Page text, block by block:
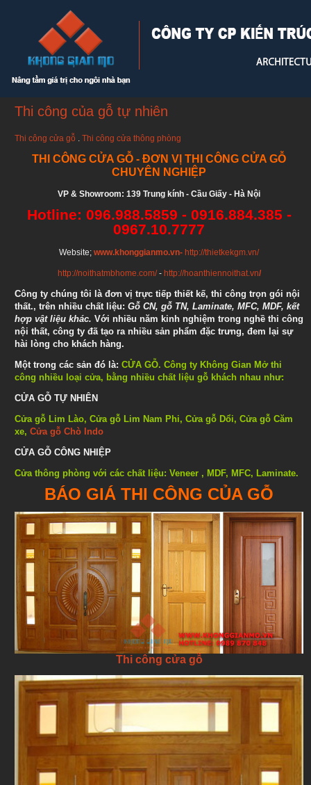
Thi công của gỗ tự nhiên
Thi công cửa gỗ . Thi công cửa thông phòng
THI CÔNG CỬA GỖ - ĐƠN VỊ THI CÔNG CỬA GỖ
CHUYÊN NGHIỆP
VP & Showroom: 139 Trung kính - Cầu Giấy - Hà Nội
Hotline: 096.988.5859 - 0916.884.385 -
0967.10.7777
Website; www.khonggianmo.vn- http://thietkekgm.vn/
http://noithatmbhome.com/- http://hoanthiennoithat.vn/
Công ty chúng tôi là đơn vị trực tiếp thiết kế, thi công trọn gói nội
thất., trên nhiều chất liệu: Gỗ CN, gỗ TN, Laminate, MFC, MDF, kết
hợp vật liệu khác. Với nhiều năm kinh nghiệm trong nghề thi công
nội thất, công ty đã tạo ra nhiều sản phẩm đặc trưng, đem lại sự
hài lòng cho khách hàng.
Một trong các sản đó là: CỬA GỖ. Công ty Không Gian Mở thi
công nhiều loại cửa, bằng nhiều chất liệu gỗ khách nhau như:
CỬA GỖ TỰ NHIÊN
Cửa gỗ Lim Lào, Cửa gỗ Lim Nam Phi, Cửa gỗ Dổi, Cửa gỗ Căm
xe, Cửa gỗ Chò Indo
CỬA GỖ CÔNG NHIỆP
Cửa thông phòng với các chất liệu: Veneer , MDF, MFC, Laminate.
BÁO GIÁ THI CÔNG CỦA GỖ
Thi công cửa gỗ